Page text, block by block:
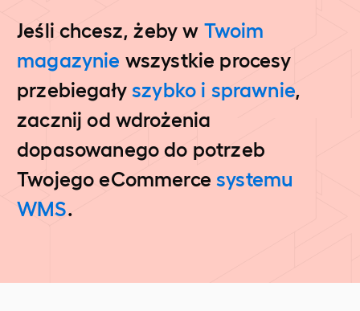
Jeśli chcesz, żeby w Twoim
magazynie wszystkie procesy
przebiegały szybko i sprawnie,
zacznij od wdrożenia
dopasowanego do potrzeb
Twojego eCommerce systemu
WMS.